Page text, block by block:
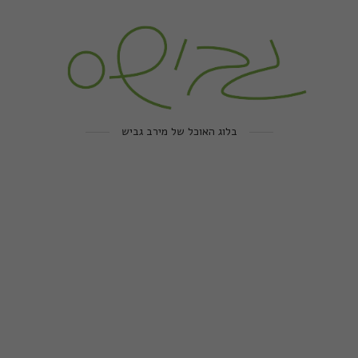
בלוג האוכל של מירב גביש